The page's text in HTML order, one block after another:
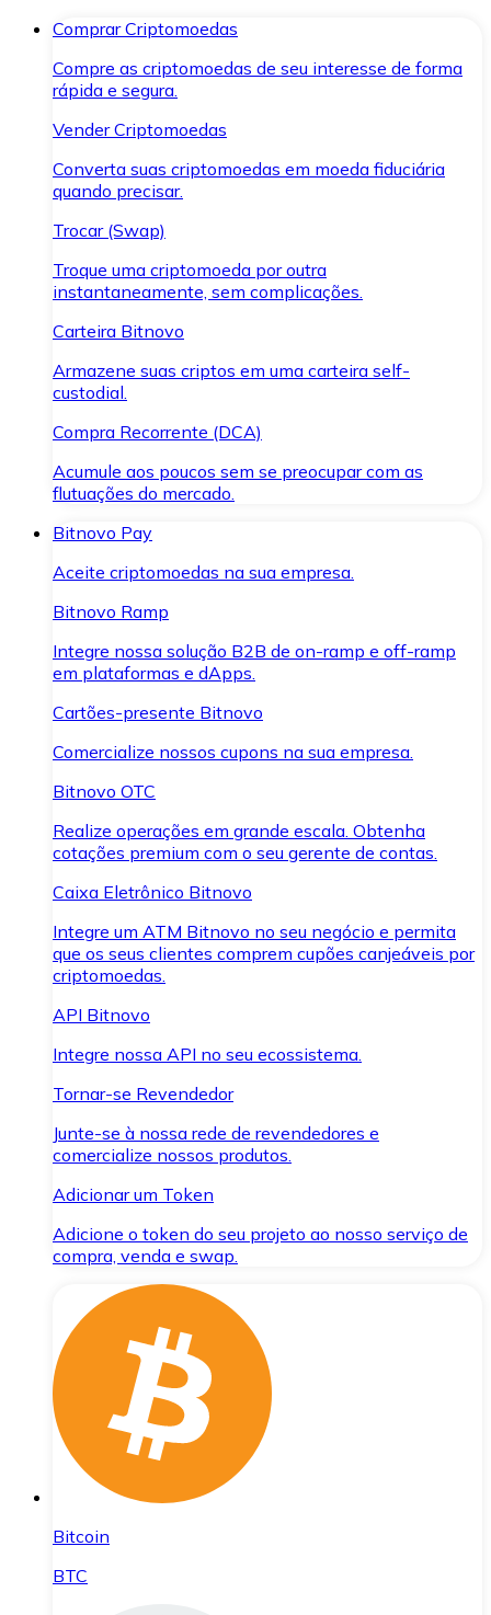
Comprar Criptomoedas
Compre as criptomoedas de seu interesse de forma
rápida e segura.
Vender Criptomoedas
Converta suas criptomoedas em moeda fiduciária
quando precisar.
Trocar (Swap)
Troque uma criptomoeda por outra
instantaneamente, sem complicações.
Carteira Bitnovo
Armazene suas criptos em uma carteira self-
custodial.
Compra Recorrente (DCA)
Acumule aos poucos sem se preocupar com as
flutuações do mercado.
Bitnovo Pay
Aceite criptomoedas na sua empresa.
Bitnovo Ramp
Integre nossa solução B2B de on-ramp e off-ramp
em plataformas e dApps.
Cartões-presente Bitnovo
Comercialize nossos cupons na sua empresa.
Bitnovo OTC
Realize operações em grande escala. Obtenha
cotações premium com o seu gerente de contas.
Caixa Eletrônico Bitnovo
Integre um ATM Bitnovo no seu negócio e permita
que os seus clientes comprem cupões canjeáveis por
criptomoedas.
API Bitnovo
Integre nossa API no seu ecossistema.
Tornar-se Revendedor
Junte-se à nossa rede de revendedores e
comercialize nossos produtos.
Adicionar um Token
Adicione o token do seu projeto ao nosso serviço de
compra, venda e swap.
Bitcoin
BTC